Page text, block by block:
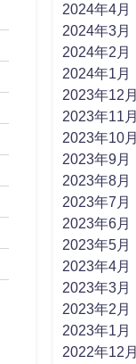
2024年4月
2024年3月
2024年2月
2024年1月
2023年12月
2023年11月
2023年10月
2023年9月
2023年8月
2023年7月
2023年6月
2023年5月
2023年4月
2023年3月
2023年2月
2023年1月
2022年12月